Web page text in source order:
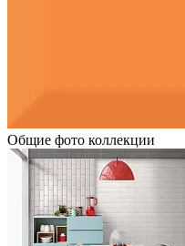
Общие фото коллекции